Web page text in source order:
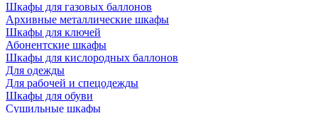
Шкафы для газовых баллонов
Архивные металлические шкафы
Шкафы для ключей
Абонентские шкафы
Шкафы для кислородных баллонов
Для одежды
Для рабочей и спецодежды
Шкафы для обуви
Сушильные шкафы